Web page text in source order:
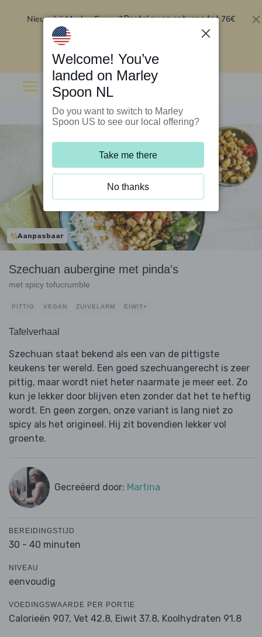
Nieuw bij Marley Spoon?Bestel nu en ontvang tot 76€
Aanpasbaar
Szechuan aubergine met pinda's
met spicy tofucrumble
PITTIG VEGAN ZUIVELARM EIWIT+
Tafelverhaal
Szechuan staat bekend als een van de pittigste
keukens ter wereld. Een goed szechuangerecht is zeer
pittig, maar wordt niet heter naarmate je meer eet. Zo
kun je lekker door blijven eten zonder dat het te heftig
wordt. En geen zorgen, onze variant is lang niet zo
spicy als het origineel. Hij zit bovendien lekker vol
groente.
Gecreëerd door: Martina
BEREIDINGSTIJD
30 - 40 minuten
NIVEAU
eenvoudig
VOEDINGSWAARDE PER PORTIE
Calorieën 907, Vet 42.8, Eiwit 37.8, Koolhydraten 91.8
Welcome! You’ve
landed on Marley
Spoon NL
Do you want to switch to Marley
Spoon US to see our local offering?
Take me there
No thanks